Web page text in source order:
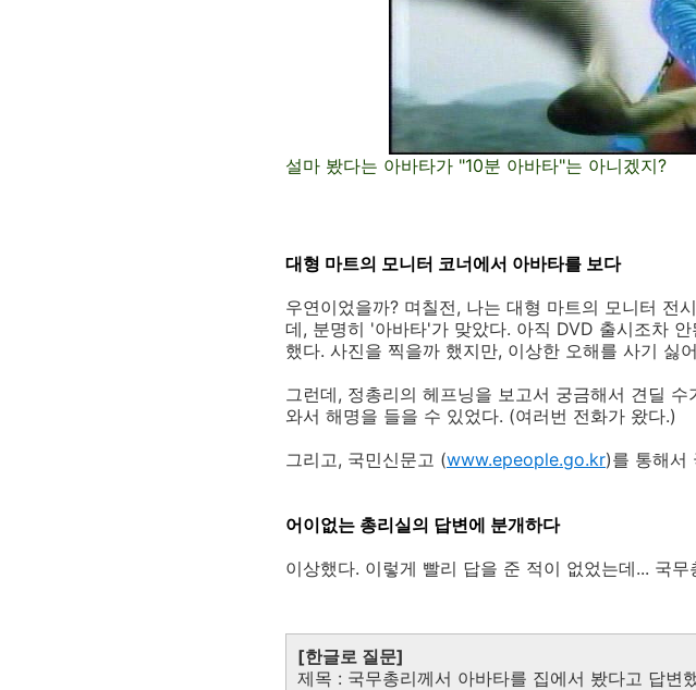
설마 봤다는 아바타가 "10분 아바타"는 아니겠지?
대형 마트의 모니터 코너에서 아바타를 보다
우연이었을까? 며칠전, 나는 대형 마트의 모니터 전
데, 분명히 '아바타'가 맞았다. 아직 DVD 출시조차
했다. 사진을 찍을까 했지만, 이상한 오해를 사기 싫
그런데, 정총리의 헤프닝을 보고서 궁금해서 견딜
와서 해명을 들을 수 있었다. (여러번 전화가 왔다.)
그리고, 국민신문고 (www.epeople.go.kr)를 통해서
어이없는 총리실의 답변에 분개하다
이상했다. 이렇게 빨리 답을 준 적이 없었는데... 국
[한글로 질문]
제목 : 국무총리께서 아바타를 집에서 봤다고 답변